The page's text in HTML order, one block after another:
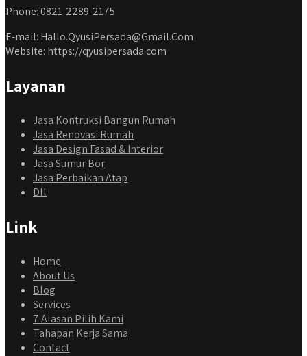
Phone: 0821-2289-2175
E-mail: Hallo.QyusiPersada@Gmail.Com
Website: https://qyusipersada.com
Layanan
Jasa Kontruksi Bangun Rumah
Jasa Renovasi Rumah
Jasa Design Fasad & Interior
Jasa Sumur Bor
Jasa Perbaikan Atap
Dll
Link
Home
About Us
Blog
Services
7 Alasan Pilih Kami
Tahapan Kerja Sama
Contact